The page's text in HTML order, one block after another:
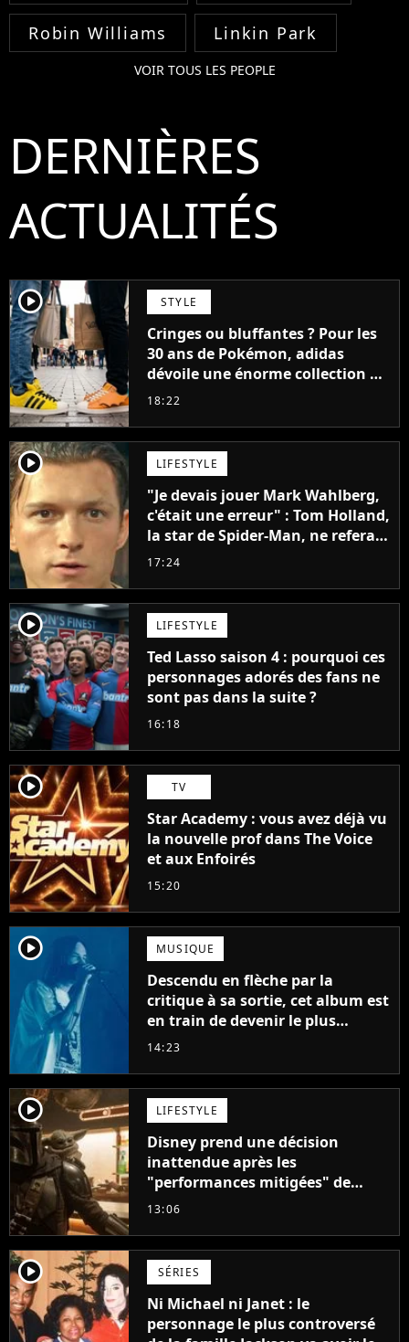
Robin Williams Linkin Park
VOIR TOUS LES PEOPLE
DERNIÈRES
ACTUALITÉS
player2 STYLE
Cringes ou bluffantes ? Pour les
30 ans de Pokémon, adidas
dévoile une énorme collection de
sneakers et je ne sais pas quoi en
18:22
player2 LIFESTYLE
"Je devais jouer Mark Wahlberg,
c'était une erreur" : Tom Holland,
la star de Spider-Man, ne referait
pas ce blockbuster
17:24
player2 LIFESTYLE
Ted Lasso saison 4 : pourquoi ces
personnages adorés des fans ne
sont pas dans la suite ?
16:18
player2 TV
Star Academy : vous avez déjà vu
la nouvelle prof dans The Voice
et aux Enfoirés
15:20
player2 MUSIQUE
Descendu en flèche par la
critique à sa sortie, cet album est
en train de devenir le plus
populaire de son auteur
14:23
player2 LIFESTYLE
Disney prend une décision
inattendue après les
"performances mitigées" de
Vaiana et The Mandalorian &
13:06
player2 SÉRIES
Ni Michael ni Janet : le
personnage le plus controversé